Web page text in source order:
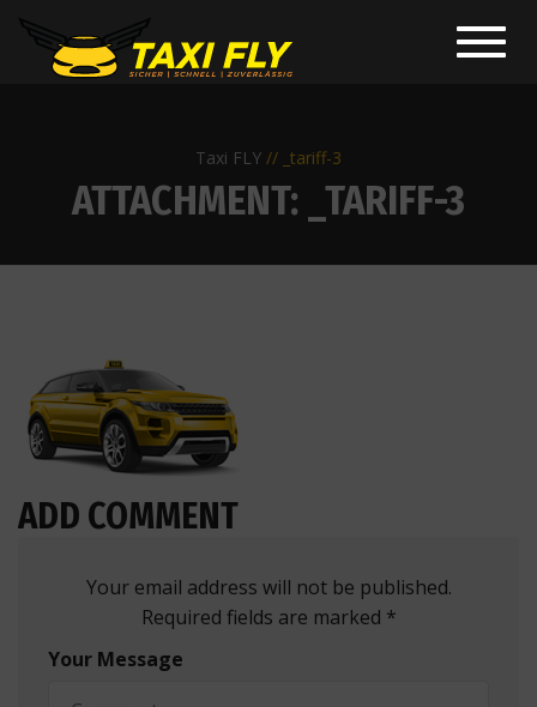
Taxi FLY _tariff-3
ATTACHMENT: _TARIFF-3
ADD COMMENT
Your email address will not be published.
Required fields are marked *
Your Message